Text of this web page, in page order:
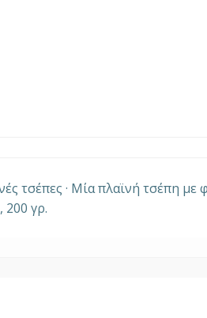
τσέπες · Μία πλαϊνή τσέπη με
200 γρ.